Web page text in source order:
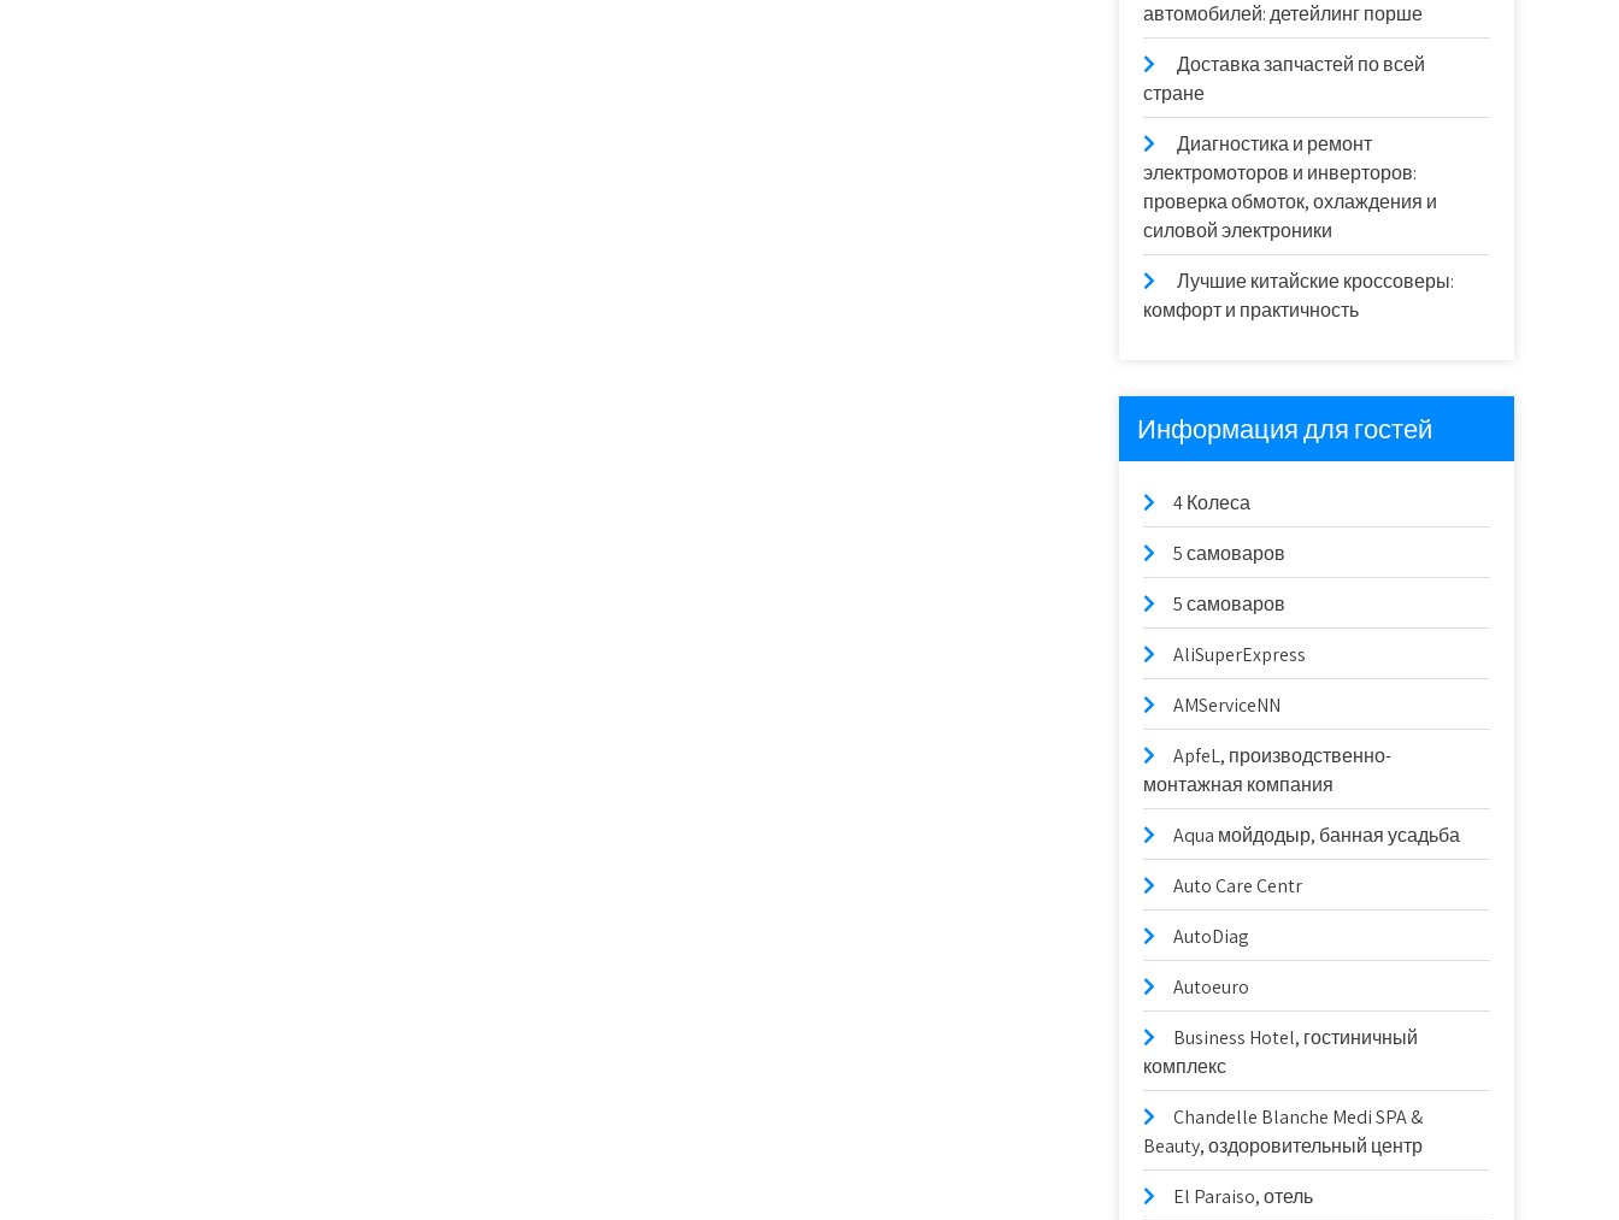
автомобилей: детейлинг порше
Доставка запчастей по всей
стране
Диагностика и ремонт
электромоторов и инверторов:
проверка обмоток, охлаждения и
силовой электроники
Лучшие китайские кроссоверы:
комфорт и практичность
Информация для гостей
4 Колеса
5 самоваров
5 самоваров
AliSuperExpress
AMServiceNN
ApfeL, производственно-
монтажная компания
Aqua мойдодыр, банная усадьба
Auto Care Centr
AutoDiag
Autoeuro
Business Hotel, гостиничный
комплекс
Chandelle Blanche Medi SPA &
Beauty, оздоровительный центр
El Paraiso, отель